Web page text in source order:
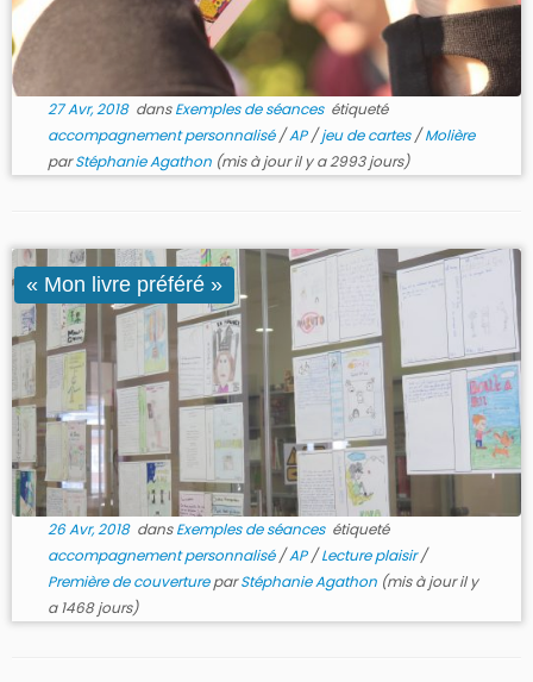
27 Avr, 2018dansExemples de séances étiqueté
accompagnement personnalisé/AP/jeu de cartes/Molière
parStéphanie Agathon(mis à jour il y a 2993 jours)
« Mon livre préféré »
26 Avr, 2018dansExemples de séances étiqueté
accompagnement personnalisé/AP/Lecture plaisir/
Première de couvertureparStéphanie Agathon(mis à jour il y
a 1468 jours)